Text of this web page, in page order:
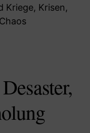
Kriege, Krisen,